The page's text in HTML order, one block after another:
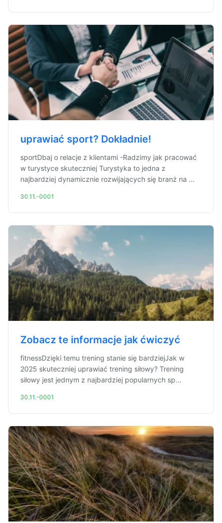
uprawiać sport? Dokładnie!
sportDbaj o relacje z klientami -Radzimy jak pracować
w turystyce skuteczniej Turystyka to jedna z
najbardziej dynamicznie rozwijających się branż na ...
30.11.-0001
Zobacz te informacje jak ćwiczyć
fitnessDzięki temu trening stanie się bardziejJak w
2025 skuteczniej uprawiać trening siłowy? Trening
siłowy jest jednym z najbardziej popularnych sp...
30.11.-0001